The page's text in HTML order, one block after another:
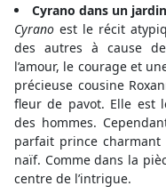
Cyrano dans un
Cyrano est le récit
des autres à cause
l’amour, le courage et
précieuse cousine
fleur de pavot. Elle est
des hommes.
parfait prince
naïf. Comme dans la
centre de l’intrigue.